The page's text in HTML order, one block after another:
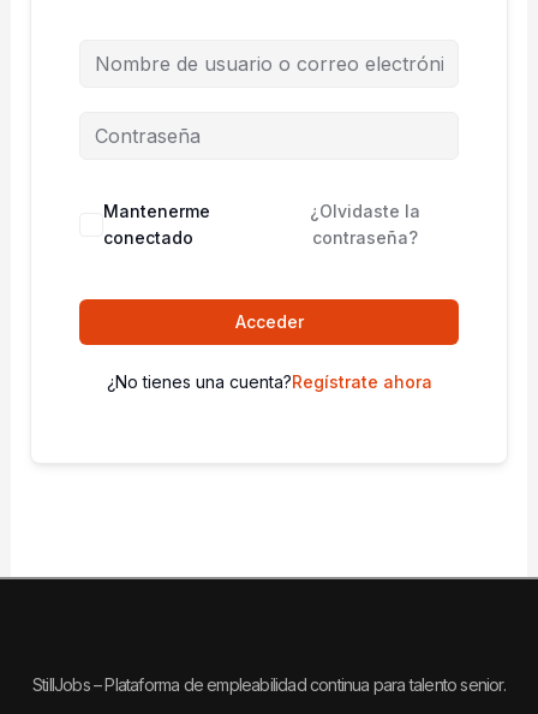
Mantenerme
conectado
¿Olvidaste la
contraseña?
Acceder
¿No tienes una cuenta?Regístrate ahora
StillJobs – Plataforma de empleabilidad continua para talento senior.